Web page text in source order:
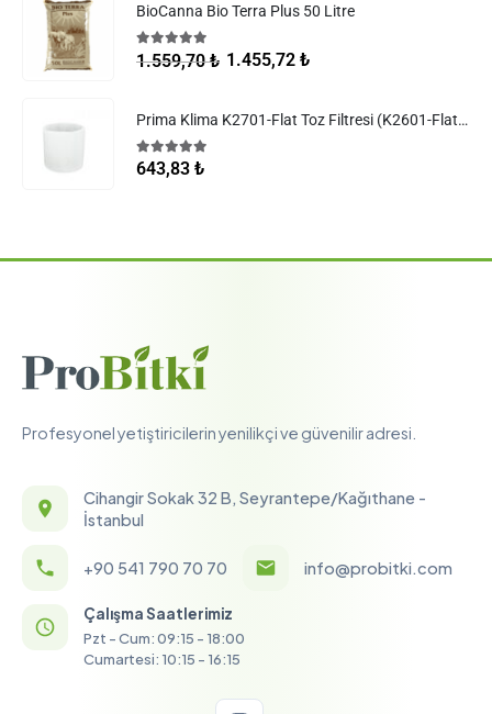
BioCanna Bio Terra Plus 50 Litre
5.005 üzerinden
1.559,70₺ 1.455,72 ₺
Prima Klima K2701-Flat Toz Filtresi (K2601-Flat Filtreler)
5.00 5 üzerinden
643,83 ₺
Profesyonel yetiştiricilerin yenilikçi ve güvenilir adresi.
Cihangir Sokak 32 B, Seyrantepe/Kağıthane -
İstanbul
+90 541 790 70 70 info@probitki.com
Çalışma Saatlerimiz
Pzt - Cum: 09:15 - 18:00
Cumartesi: 10:15 - 16:15